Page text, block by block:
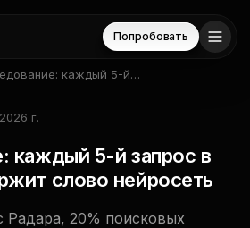
Попробовать
каждый 5-й
г.
каждый 5-й запрос в
слово нейросеть
20% поисковых